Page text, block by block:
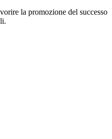
la promozione del successo